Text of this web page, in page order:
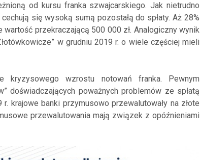
od kursu franka szwajcarskiego. Jak nietrudno
się wysoką sumą pozostałą do spłaty. Aż 28%
przekraczającą 500 000 zł. Analogiczny wynik
w grudniu 2019 r. o wiele częściej mieli
kryzysowego wzrostu notowań franka. Pewnym
doświadczających poważnych problemów ze spłatą
krajowe banki przymusowo przewalutowały na złote
przewalutowania mają związek z opóźnieniami